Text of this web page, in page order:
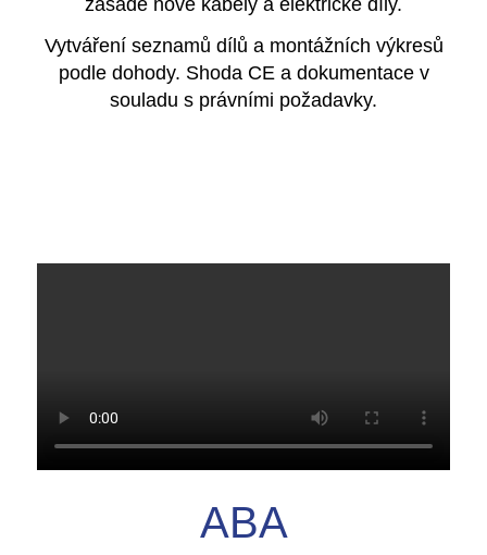
Vytváření seznamů dílů a montážních výkresů
podle dohody. Shoda CE a dokumentace v
souladu s právními požadavky.
ABA